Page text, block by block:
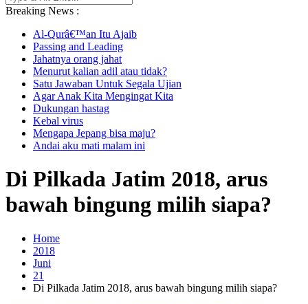
Breaking News :
Al-Qurâ€™an Itu Ajaib
Passing and Leading
Jahatnya orang jahat
Menurut kalian adil atau tidak?
Satu Jawaban Untuk Segala Ujian
Agar Anak Kita Mengingat Kita
Dukungan hastag
Kebal virus
Mengapa Jepang bisa maju?
Andai aku mati malam ini
Di Pilkada Jatim 2018, arus
bawah bingung milih siapa?
Home
2018
Juni
21
Di Pilkada Jatim 2018, arus bawah bingung milih siapa?